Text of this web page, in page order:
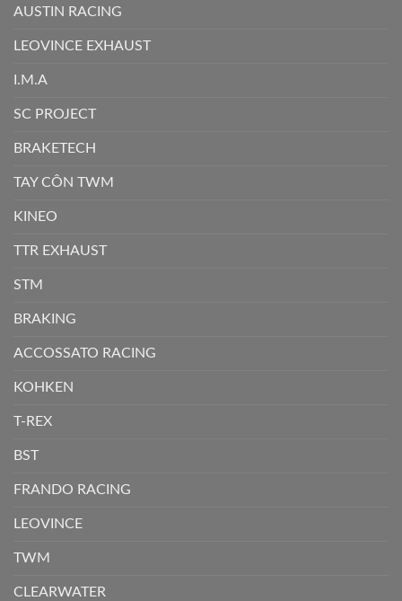
AUSTIN RACING
LEOVINCE EXHAUST
I.M.A
SC PROJECT
BRAKETECH
TAY CÔN TWM
KINEO
TTR EXHAUST
STM
BRAKING
ACCOSSATO RACING
KOHKEN
T-REX
BST
FRANDO RACING
LEOVINCE
TWM
CLEARWATER